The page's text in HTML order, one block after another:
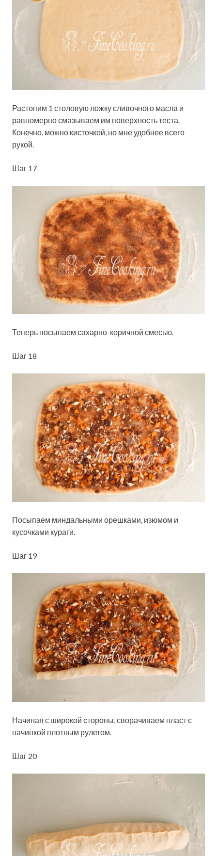
Растопим 1 столовую ложку сливочного масла и
равномерно смазываем им поверхность теста.
Конечно, можно кисточкой, но мне удобнее всего
рукой.
Шаг 17
Теперь посыпаем сахарно-коричной смесью.
Шаг 18
Посыпаем миндальными орешками, изюмом и
кусочками кураги.
Шаг 19
Начиная с широкой стороны, сворачиваем пласт с
начинкой плотным рулетом.
Шаг 20